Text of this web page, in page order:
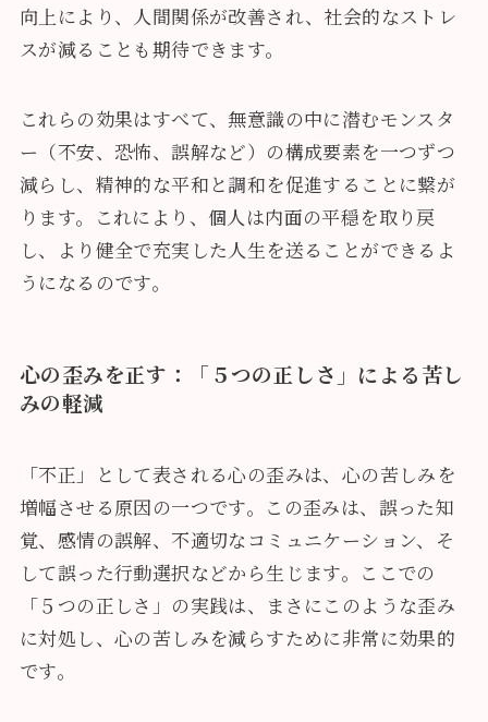
向上により、人間関係が改善され、社会的なストレ
スが減ることも期待できます。
これらの効果はすべて、無意識の中に潜むモンスタ
ー（不安、恐怖、誤解など）の構成要素を一つずつ
減らし、精神的な平和と調和を促進することに繋が
ります。これにより、個人は内面の平穏を取り戻
し、より健全で充実した人生を送ることができるよ
うになるのです。
心の歪みを正す：「５つの正しさ」による苦し
みの軽減
「不正」として表される心の歪みは、心の苦しみを
増幅させる原因の一つです。この歪みは、誤った知
覚、感情の誤解、不適切なコミュニケーション、そ
して誤った行動選択などから生じます。ここでの
「５つの正しさ」の実践は、まさにこのような歪み
に対処し、心の苦しみを減らすために非常に効果的
です。